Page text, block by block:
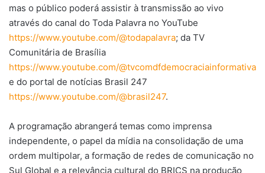
mas o público poderá assistir à transmissão ao vivo
através do canal do Toda Palavra no YouTube
https://www.youtube.com/@todapalavra; da TV
Comunitária de Brasília
https://www.youtube.com/@tvcomdfdemocraciainformativa
e do portal de notícias Brasil 247
https://www.youtube.com/@brasil247.
A programação abrangerá temas como imprensa
independente, o papel da mídia na consolidação de uma
ordem multipolar, a formação de redes de comunicação no
Sul Global e a relevância cultural do BRICS na produção